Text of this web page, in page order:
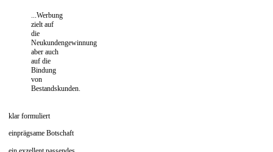
...Werbung
zielt auf
die
Neukundengewinnung
aber auch
auf die
Bindung
von
Bestandskunden.
klar formuliert
einprägsame Botschaft